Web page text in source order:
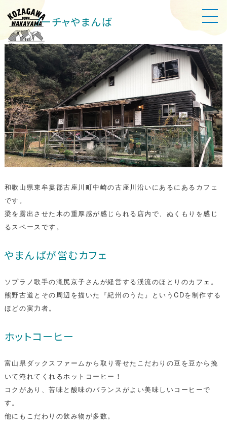
Cafe ダーチャやまんば
和歌山県東牟婁郡古座川町中崎の古座川沿いにあるにあるカフェ
です。
梁を露出させた木の重厚感が感じられる店内で、ぬくもりを感じ
るスペースです。
やまんばが営むカフェ
ソプラノ歌手の滝尻京子さんが経営する渓流のほとりのカフェ。
熊野古道とその周辺を描いた『紀州のうた』というCDを制作する
ほどの実力者。
ホットコーヒー
富山県ダックスファームから取り寄せたこだわりの豆を豆から挽
いて淹れてくれるホットコーヒー！
コクがあり、苦味と酸味のバランスがよい美味しいコーヒーで
す。
他にもこだわりの飲み物が多数。